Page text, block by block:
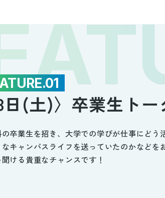
日(土)〉卒業生ト
卒業生を招き、大学での学びが仕事にどう
キャンパスライフを送っていたのかなどを
ける貴重なチャンスです！